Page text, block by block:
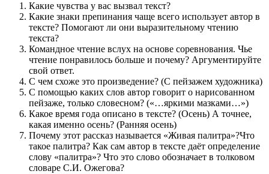
Какие чувства у вас вызвал текст?
Какие знаки препинания чаще всего использует автор в
тексте? Помогают ли они выразительному чтению
текста?
Командное чтение вслух на основе соревнования. Чье
чтение понравилось больше и почему? Аргументируйте
свой ответ.
С чем схоже это произведение? (С пейзажем художника)
С помощью каких слов автор говорит о нарисованном
пейзаже, только словесном? («…яркими мазками…»)
Какое время года описано в тексте? (Осень) А точнее,
какая именно осень? (Ранняя осень)
Почему этот рассказ называется «Живая палитра»?Что
такое палитра? Как сам автор в тексте даёт определение
слову «палитра»? Что это слово обозначает в толковом
словаре С.И. Ожегова?